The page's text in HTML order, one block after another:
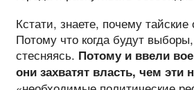
Кстати, знаете, почему
Потому что когда будут
стесняясь. Потому и ввели
они захватят власть, чем